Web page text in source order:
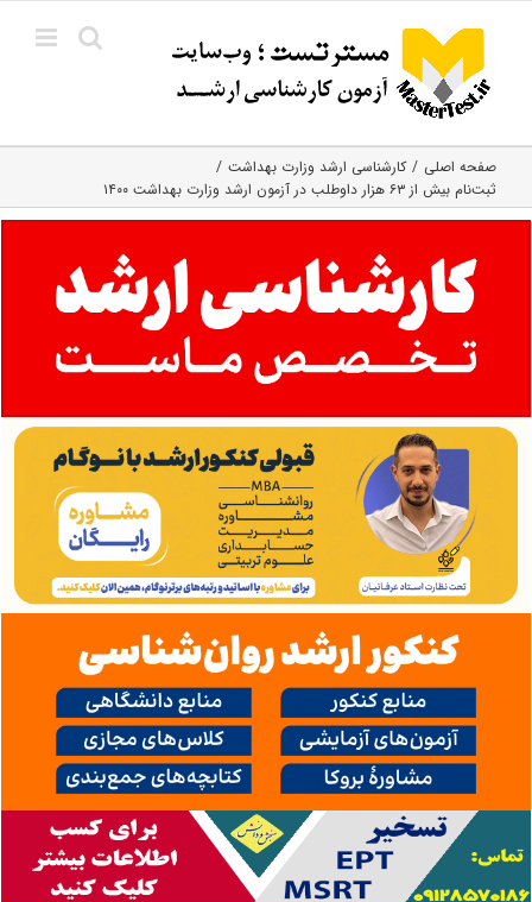
content
صفحه اصلی
کارشناسی ارشد وزارت بهداشت
ثبت‌نام بیش از ۶۳ هزار داوطلب در آزمون ارشد وزارت بهداشت ۱۴۰۰